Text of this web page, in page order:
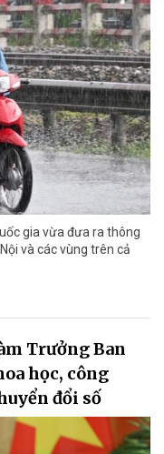
gia vừa đưa ra thông
và các vùng trên cả
Trưởng Ban
học, công
đổi số